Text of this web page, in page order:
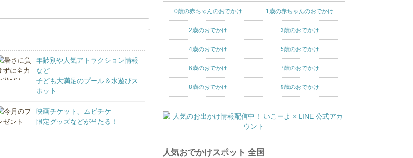
年齢別や人気アトラクション情報
など
子ども大満足のプール＆水遊びス
ポット
映画チケット、ムビチケ
限定グッズなどが当たる！
0歳の赤ちゃんのおでかけ 1歳の赤ちゃんのおでかけ
2歳のおでかけ 3歳のおでかけ
4歳のおでかけ 5歳のおでかけ
6歳のおでかけ 7歳のおでかけ
8歳のおでかけ 9歳のおでかけ
人気おでかけスポット 全国